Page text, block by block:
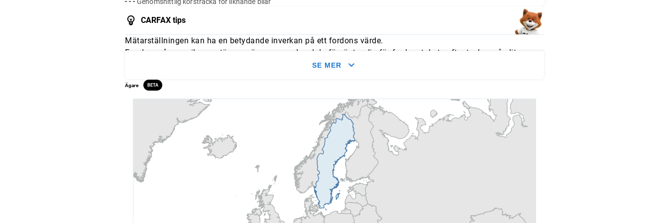
CARFAX tips
Mätarställningen kan ha en betydande inverkan på ett fordons värde.
Fundera på om mileage stämmer överens med vad du förväntar dig för fordonet. Leta efter tecken på slitage
och jämför avläsningarna med typliga årliga genomsnitt.
SE MER
Ägare BETA